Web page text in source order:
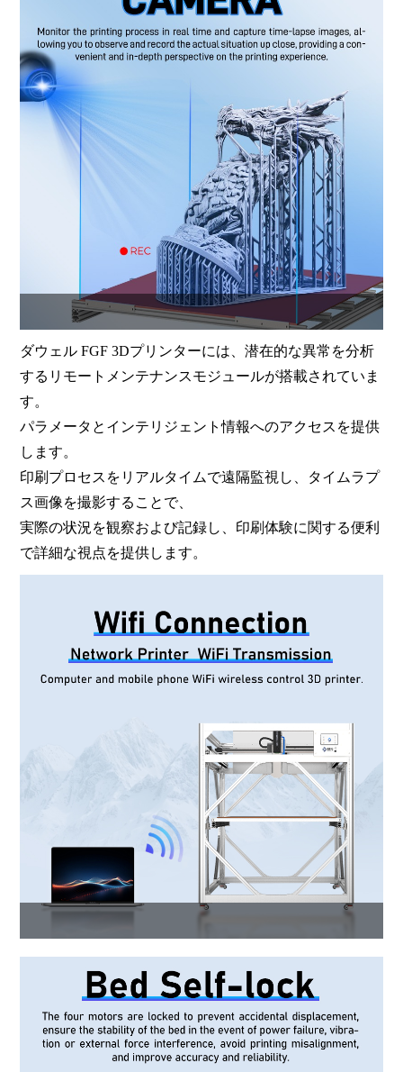
ダウェル FGF 3Dプリンターには、潜在的な異常を分析
するリモートメンテナンスモジュールが搭載されていま
す。
パラメータとインテリジェント情報へのアクセスを提供
します。
印刷プロセスをリアルタイムで遠隔監視し、タイムラプ
ス画像を撮影することで、
実際の状況を観察および記録し、印刷体験に関する便利
で詳細な視点を提供します。